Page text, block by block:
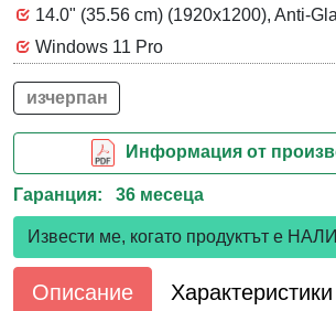
14.0" (35.56 cm) (1920x1200), Anti-
Windows 11 Pro
изчерпан
Информация от
Гаранция: 36 месеца
Извести ме, когато продуктът е
Описание Характеристики